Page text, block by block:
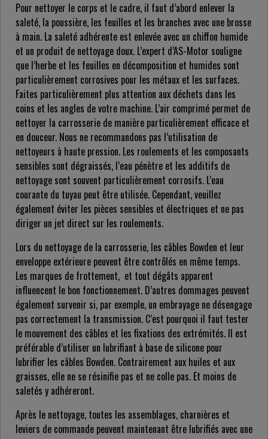
Pour nettoyer le corps et le cadre, il faut d’abord enlever la
saleté, la poussière, les feuilles et les branches avec une brosse
à main. La saleté adhérente est enlevée avec un chiffon humide
et un produit de nettoyage doux. L’expert d’AS-Motor souligne
que l’herbe et les feuilles en décomposition et humides sont
particulièrement corrosives pour les métaux et les surfaces.
Faites particulièrement plus attention aux déchets dans les
coins et les angles de votre machine. L’air comprimé permet de
nettoyer la carrosserie de manière particulièrement efficace et
en douceur. Nous ne recommandons pas l’utilisation de
nettoyeurs à haute pression. Les roulements et les composants
sensibles sont dégraissés, l’eau pénètre et les additifs de
nettoyage sont souvent particulièrement corrosifs. L’eau
courante du tuyau peut être utilisée. Cependant, veuillez
également éviter les pièces sensibles et électriques et ne pas
diriger un jet direct sur les roulements.
Lors du nettoyage de la carrosserie, les câbles Bowden et leur
enveloppe extérieure peuvent être contrôlés en même temps.
Les marques de frottement, et tout dégâts apparent
influencent le bon fonctionnement. D’autres dommages peuvent
également survenir si, par exemple, un embrayage ne désengage
pas correctement la transmission. C’est pourquoi il faut tester
le mouvement des câbles et les fixations des extrémités. Il est
préférable d’utiliser un lubrifiant à base de silicone pour
lubrifier les câbles Bowden. Contrairement aux huiles et aux
graisses, elle ne se résinifie pas et ne colle pas. Et moins de
saletés y adhéreront.
Après le nettoyage, toutes les assemblages, charnières et
leviers de commande peuvent maintenant être lubrifiés avec une